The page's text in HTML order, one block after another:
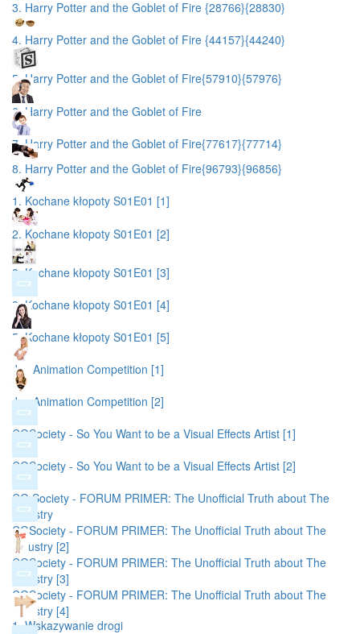
3. Harry Potter and the Goblet of Fire {28766}{28830}
4. Harry Potter and the Goblet of Fire {44157}{44240}
5. Harry Potter and the Goblet of Fire{57910}{57976}
6. Harry Potter and the Goblet of Fire
7. Harry Potter and the Goblet of Fire{77617}{77714}
8. Harry Potter and the Goblet of Fire{96793}{96856}
1. Kochane kłopoty S01E01 [1]
2. Kochane kłopoty S01E01 [2]
3. Kochane kłopoty S01E01 [3]
3. Kochane kłopoty S01E01 [4]
5. Kochane kłopoty S01E01 [5]
Joy Animation Competition [1]
Joy Animation Competition [2]
CGSociety - So You Want to be a Visual Effects Artist [1]
CGSociety - So You Want to be a Visual Effects Artist [2]
CG Society - FORUM PRIMER: The Unofficial Truth about The
Industry
CGSociety - FORUM PRIMER: The Unofficial Truth about The
Industry [2]
CGSociety - FORUM PRIMER: The Unofficial Truth about The
Industry [3]
CGSociety - FORUM PRIMER: The Unofficial Truth about The
Industry [4]
1. Wskazywanie drogi